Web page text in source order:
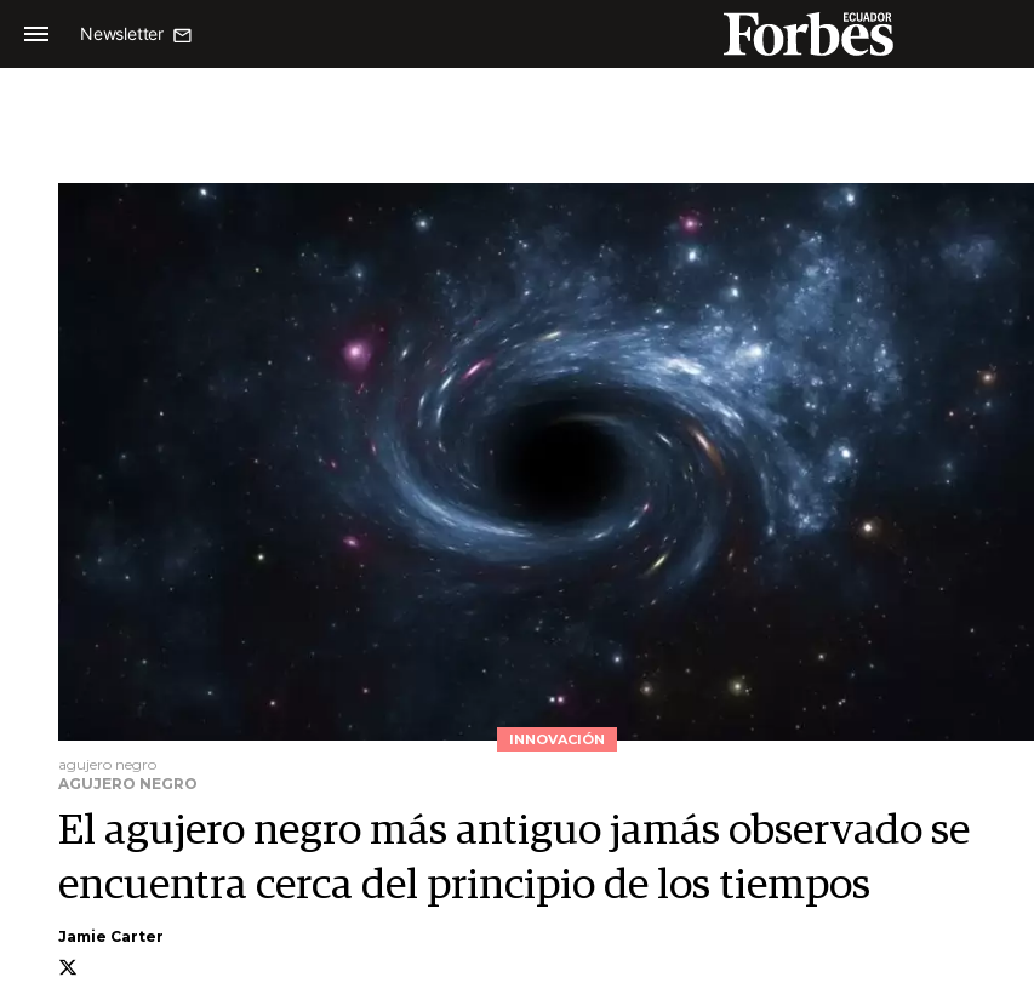
Newsletter
INNOVACIÓN
agujero negro
AGUJERO NEGRO
El agujero negro más antiguo jamás observado se
encuentra cerca del principio de los tiempos
Jamie Carter